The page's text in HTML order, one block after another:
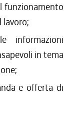
funzionamento
lavoro;
informazioni
in tema
e offerta di